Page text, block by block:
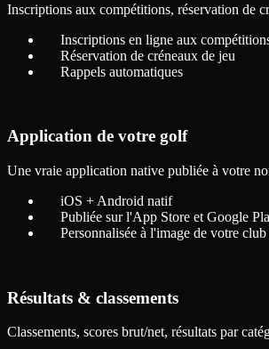
Inscriptions aux compétitions, réservation de
Inscriptions en ligne aux
Réservation de créneaux de jeu
Rappels automatiques
Application de votre golf
Une vraie application native publiée à votre
iOS + Android natif
Publiée sur l'App Store et Google
Personnalisée à l'image de votre club
Résultats & classements
Classements, scores brut/net, résultats par